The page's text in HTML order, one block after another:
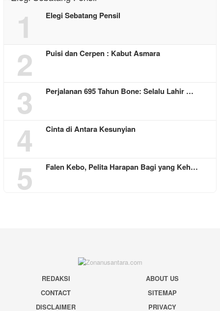
1 Elegi Sebatang Pensil
2 Puisi dan Cerpen : Kabut Asmara
3 Perjalanan 695 Tahun Bone: Selalu Lahir …
4 Cinta di Antara Kesunyian
5 Falen Kebo, Pelita Harapan Bagi yang Keh…
REDAKSI
ABOUT US
CONTACT
SITEMAP
DISCLAIMER
PRIVACY